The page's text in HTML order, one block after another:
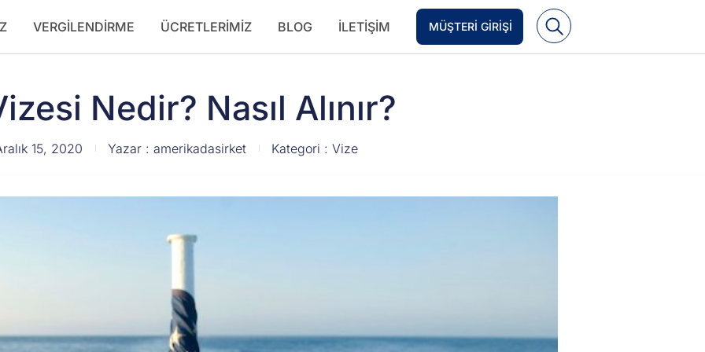
VERGILENDIRME ÜCRETLERIMIZ BLOG İLETIŞIM MÜŞTERI GIRIŞI
Nedir? Nasıl Alınır?
15, 2020 Yazar : amerikadasirket Kategori : Vize